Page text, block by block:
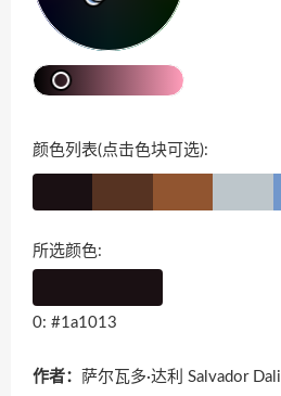
颜色列表(点击色块可选):
所选颜色:
0: #1a1013
作者： 萨尔瓦多·达利 Salvador Dali